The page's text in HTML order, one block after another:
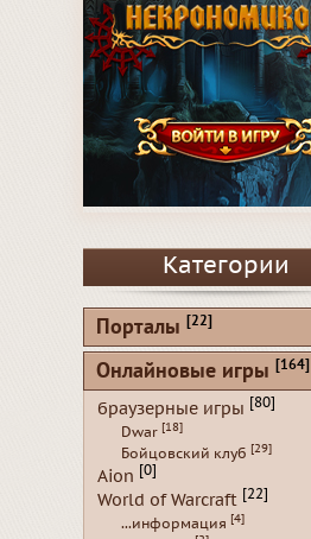
Категории
Порталы [22]
Онлайновые игры [164]
браузерные игры [80]
Dwar [18]
Бойцовский клуб [29]
Aion [0]
World of Warcraft [22]
...информация [4]